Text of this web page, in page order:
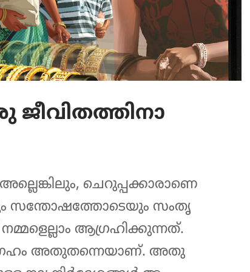
ചെറു​പ്പ​ക്കാ​രാ​ണെ​
സന്തോ​ഷ​ത്തോ​ടെ​യും സംതൃ​
ആഗ്രഹി​ക്കു​ന്നത്‌.
അതുത​ന്നെ​യാണ്‌. അതു​